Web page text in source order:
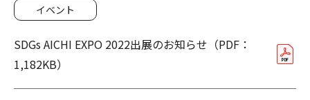
イベント
SDGs AICHI EXPO 2022出展のお知らせ（PDF：
1,182KB）